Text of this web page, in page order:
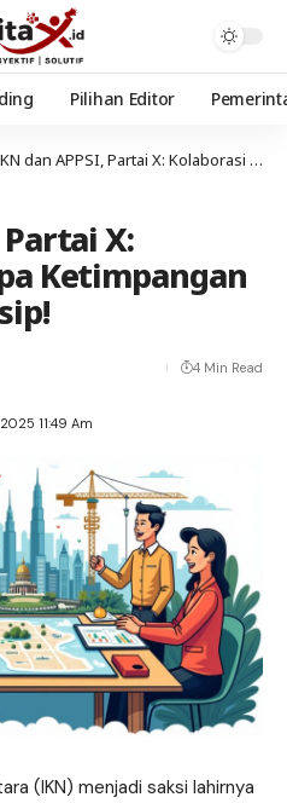
Pilihan Editor
dan APPSI, Partai X: Kolaborasi Tanpa Ketimpangan Harus Jadi Prinsip!
X:
Ketimpangan
11:49 Am
4 Min Read
(IKN) menjadi saksi lahirnya